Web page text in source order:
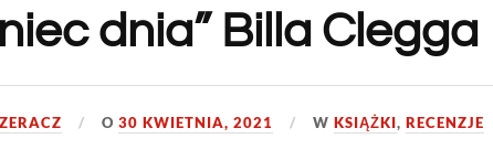
dnia” Billa Clegga
O30 KWIETNIA, 2021 WKSIĄŻKI,RECENZJE